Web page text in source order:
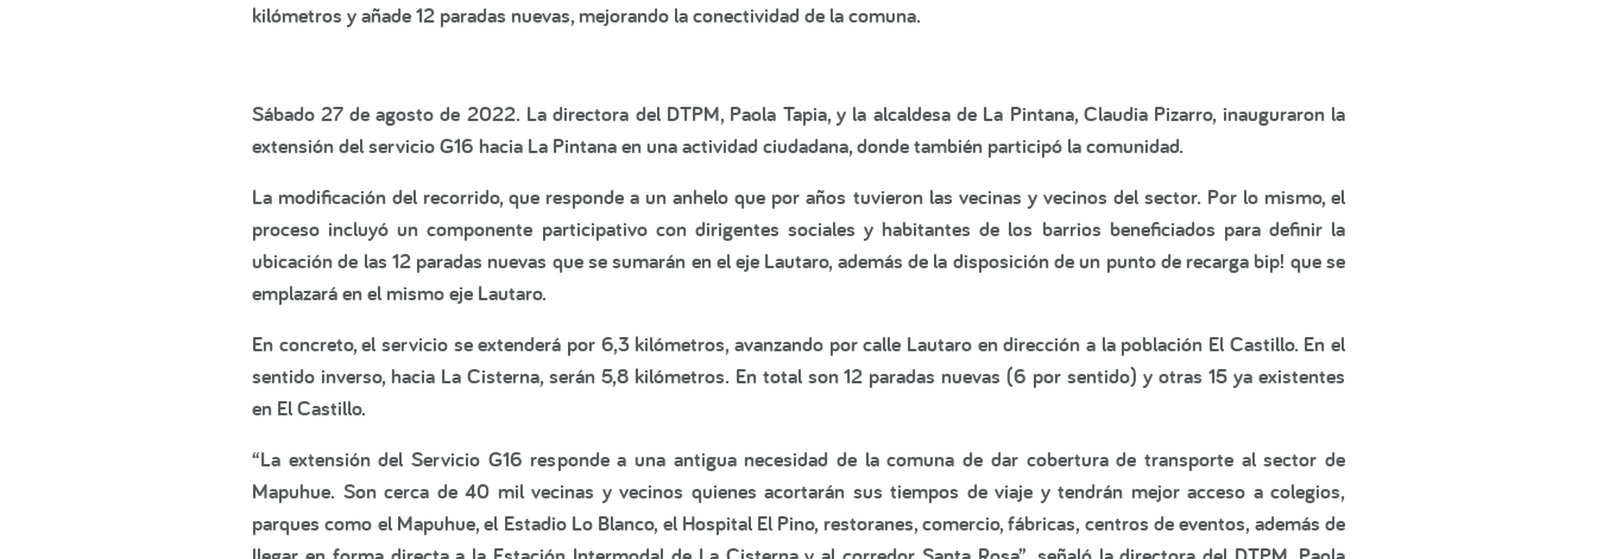
kilómetros y añade 12 paradas nuevas, mejorando la conectividad de la comuna.
Sábado 27 de agosto de 2022. La directora del DTPM, Paola Tapia, y la alcaldesa de La Pintana, Claudia Pizarro, inauguraron la
extensión del servicio G16 hacia La Pintana en una actividad ciudadana, donde también participó la comunidad.
La modificación del recorrido, que responde a un anhelo que por años tuvieron las vecinas y vecinos del sector. Por lo mismo, el
proceso incluyó un componente participativo con dirigentes sociales y habitantes de los barrios beneficiados para definir la
ubicación de las 12 paradas nuevas que se sumarán en el eje Lautaro, además de la disposición de un punto de recarga bip! que se
emplazará en el mismo eje Lautaro.
En concreto, el servicio se extenderá por 6,3 kilómetros, avanzando por calle Lautaro en dirección a la población El Castillo. En el
sentido inverso, hacia La Cisterna, serán 5,8 kilómetros. En total son 12 paradas nuevas (6 por sentido) y otras 15 ya existentes
en El Castillo.
“La extensión del Servicio G16 responde a una antigua necesidad de la comuna de dar cobertura de transporte al sector de
Mapuhue. Son cerca de 40 mil vecinas y vecinos quienes acortarán sus tiempos de viaje y tendrán mejor acceso a colegios,
parques como el Mapuhue, el Estadio Lo Blanco, el Hospital El Pino, restoranes, comercio, fábricas, centros de eventos, además de